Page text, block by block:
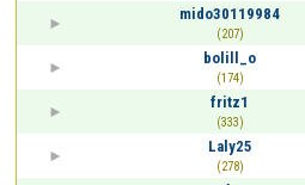
mido30119984
(207)
bolill_o
(174)
fritz1
(333)
Laly25
(278)